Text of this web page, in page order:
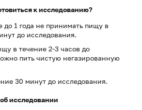
к исследованию?
до 1 года не принимать пищу в
до исследования.
в течение 2-3 часов до
пить чистую негазированную
30 минут до исследования.
исследовании